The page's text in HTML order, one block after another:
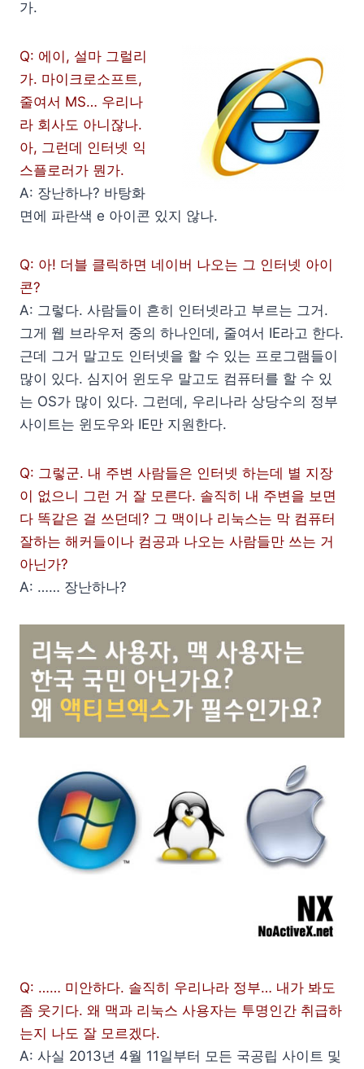
가.
Q: 에이, 설마 그럴리
가. 마이크로소프트,
줄여서 MS… 우리나
라 회사도 아니잖나.
아, 그런데 인터넷 익
스플로러가 뭔가.
A: 장난하나? 바탕화
면에 파란색 e 아이콘 있지 않나.
Q: 아! 더블 클릭하면 네이버 나오는 그 인터넷 아이
콘?
A: 그렇다. 사람들이 흔히 인터넷라고 부르는 그거.
그게 웹 브라우저 중의 하나인데, 줄여서 IE라고 한다.
근데 그거 말고도 인터넷을 할 수 있는 프로그램들이
많이 있다. 심지어 윈도우 말고도 컴퓨터를 할 수 있
는 OS가 많이 있다. 그런데, 우리나라 상당수의 정부
사이트는 윈도우와 IE만 지원한다.
Q: 그렇군. 내 주변 사람들은 인터넷 하는데 별 지장
이 없으니 그런 거 잘 모른다. 솔직히 내 주변을 보면
다 똑같은 걸 쓰던데? 그 맥이나 리눅스는 막 컴퓨터
잘하는 해커들이나 컴공과 나오는 사람들만 쓰는 거
아닌가?
A: …… 장난하나?
Q: …… 미안하다. 솔직히 우리나라 정부… 내가 봐도
좀 웃기다. 왜 맥과 리눅스 사용자는 투명인간 취급하
는지 나도 잘 모르겠다.
A: 사실 2013년 4월 11일부터 모든 국공립 사이트 및